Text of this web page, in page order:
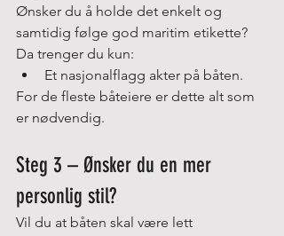
Ønsker du å holde det enkelt og
samtidig følge god maritim etikette?
Da trenger du kun:
Et nasjonalflagg akter på båten.
For de fleste båteiere er dette alt som
er nødvendig.
Steg 3 – Ønsker du en mer
personlig stil?
Vil du at båten skal være lett